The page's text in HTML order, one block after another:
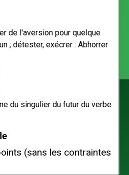
de l'aversion pour quelque
; détester, exécrer : Abhorrer
du singulier du futur du verbe
(sans les contraintes